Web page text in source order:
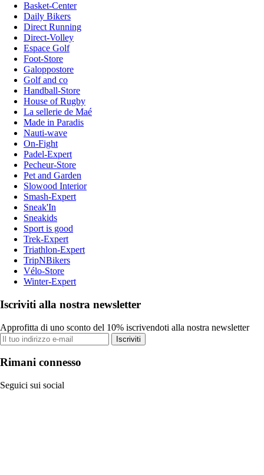
Basket-Center
Daily Bikers
Direct Running
Direct-Volley
Espace Golf
Foot-Store
Galoppostore
Golf and co
Handball-Store
House of Rugby
La sellerie de Maé
Made in Paradis
Nauti-wave
On-Fight
Padel-Expert
Pecheur-Store
Pet and Garden
Slowood Interior
Smash-Expert
Sneak'In
Sneakids
Sport is good
Trek-Expert
Triathlon-Expert
TripNBikers
Vélo-Store
Winter-Expert
Iscriviti alla nostra newsletter
Approfitta di uno sconto del 10% iscrivendoti alla nostra newsletter
Iscriviti
Rimani connesso
Seguici sui social